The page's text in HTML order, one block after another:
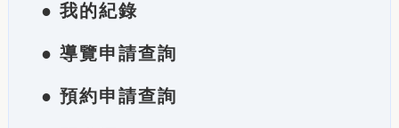
● 我的紀錄
● 導覽申請查詢
● 預約申請查詢